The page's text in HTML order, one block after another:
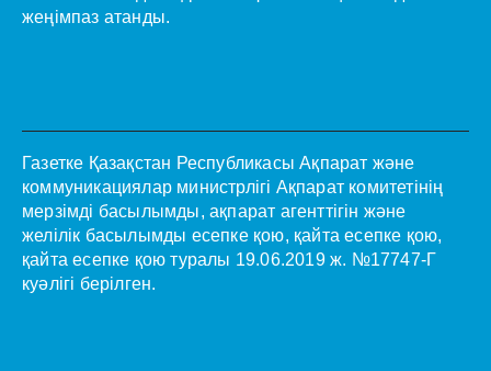
жеңімпаз атанды.
Газетке Қазақстан Республикасы Ақпарат және
коммуникациялар министрлігі Ақпарат комитетінің
мерзімді басылымды, ақпарат агенттігін және
желілік басылымды есепке қою, қайта есепке қою,
қайта есепке қою туралы 19.06.2019 ж. №17747-Г
куәлігі берілген.